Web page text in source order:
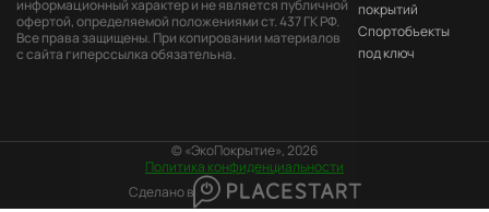
информационный характер и не является публичной
офертой, определяемой положениями ст. 437 ГК РФ.
Все права защищены. При копировании материалов
с сайта гиперссылка обязательна.
покрытий
Cпортобъекты
под ключ
© «ЭкоПокрытие», 2026
Политика конфиденциальности
Сделано в